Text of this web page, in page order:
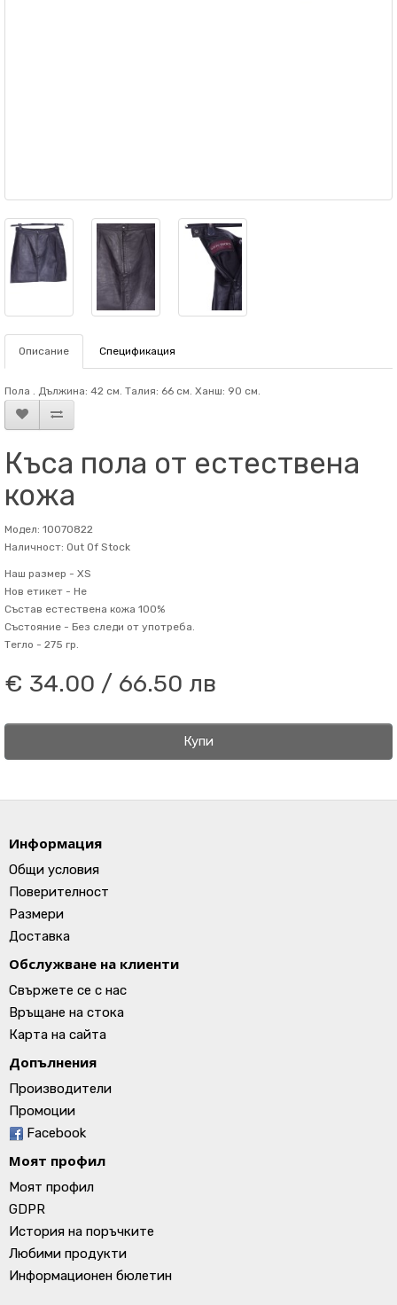
Описание Спецификация
Пола . Дължина: 42 см. Талия: 66 см. Ханш: 90 см.
Къса пола от естествена
кожа
Модел: 10070822
Наличност: Out Of Stock
Наш размер - XS
Нов етикет - Не
Състав естествена кожа 100%
Състояние - Без следи от употреба.
Тегло - 275 гр.
€ 34.00 / 66.50 лв
Купи
Информация
Общи условия
Поверителност
Размери
Доставка
Обслужване на клиенти
Свържете се с нас
Връщане на стока
Карта на сайта
Допълнения
Производители
Промоции
Facebook
Моят профил
Моят профил
GDPR
История на поръчките
Любими продукти
Информационен бюлетин